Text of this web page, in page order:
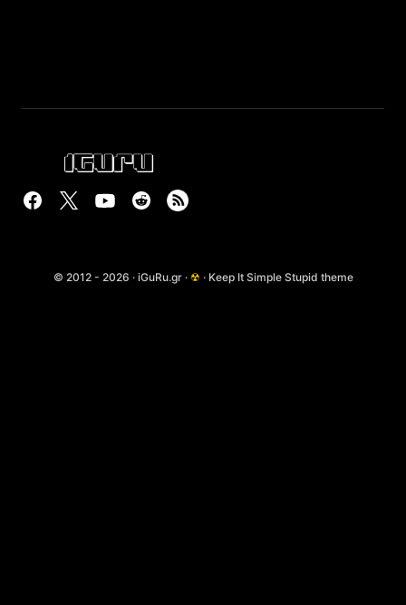
© 2012 - 2026 · iGuRu.gr · ☢ · Keep It Simple Stupid theme